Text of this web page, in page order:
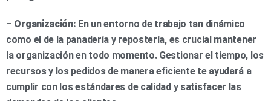
– Organización: En un entorno de trabajo tan dinámico
como el de la panadería y repostería, es crucial mantener
la organización en todo momento. Gestionar el tiempo, los
recursos y los pedidos de manera eficiente te ayudará a
cumplir con los estándares de calidad y satisfacer las